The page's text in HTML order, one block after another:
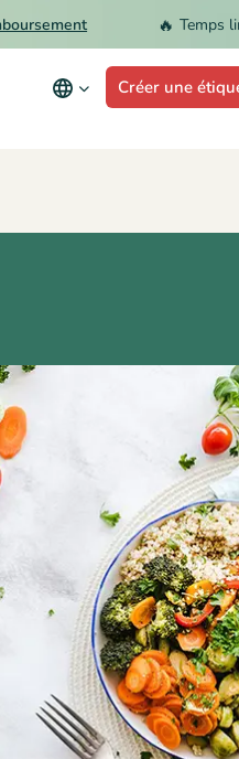
Temps limité !
Créer une